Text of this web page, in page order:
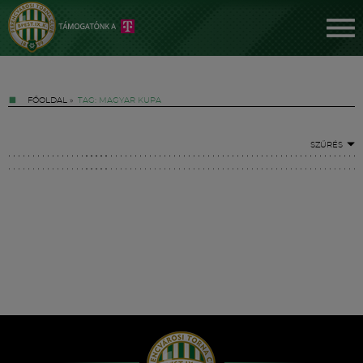
FŐOLDAL » TAG: MAGYAR KUPA
SZŰRÉS
Hírek